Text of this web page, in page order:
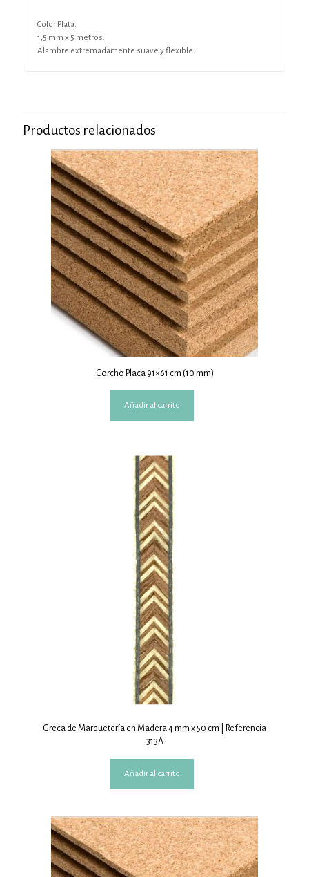
Color Plata.
1,5 mm x 5 metros.
Alambre extremadamente suave y flexible.
Productos relacionados
Corcho Placa 91×61 cm (10 mm)
Añadir al carrito
Greca de Marquetería en Madera 4 mm x 50 cm | Referencia
313A
Añadir al carrito